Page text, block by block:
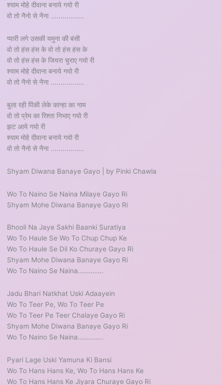
श्याम मोहे दीवाना बनाये गयो री
वो तो नैनो से नैना .................
प्यारी लगे उसकी यमुना की बंसी
वो तो हंस हंस के वो तो हंस हंस के
वो तो हंस हंस के जियरा चुराए गयो री
श्याम मोहे दीवाना बनाये गयो री
वो तो नैनो से नैना .................
बुला रही पिंकी लेके कान्हा का नाम
वो तो प्रेम का रिश्ता निभाए गयो री
झट आये गयो री
श्याम मोहे दीवाना बनाये गयो री
वो तो नैनो से नैना .................
Shyam Diwana Banaye Gayo | by Pinki Chawla
Wo To Naino Se Naina Milaye Gayo Ri
Shyam Mohe Diwana Banaye Gayo Ri
Bhooli Na Jaye Sakhi Baanki Suratiya
Wo To Haule Se Wo To Chup Chup Ke
Wo To Haule Se Dil Ko Churaye Gayo Ri
Shyam Mohe Diwana Banaye Gayo Ri
Wo To Naino Se Naina…………..
Jadu Bhari Natkhat Uski Adaayein
Wo To Teer Pe, Wo To Teer Pe
Wo To Teer Pe Teer Chalaye Gayo Ri
Shyam Mohe Diwana Banaye Gayo Ri
Wo To Naino Se Naina…………..
Pyari Lage Uski Yamuna Ki Bansi
Wo To Hans Hans Ke, Wo To Hans Hans Ke
Wo To Hans Hans Ke Jiyara Churaye Gayo Ri